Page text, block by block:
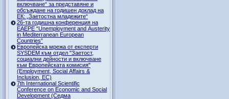
включване“ за представяне и
обсъждане на годишен доклад на
ЕК: „Заетостна младежите“
26-та годишна конференция на
EAEPE “Unemployment and Austerity
in Mediterranean European
Countries”
Eвропейска мрежа от експерти
SYSDEM към отдел "Заетост,
социални дейности и включване
към Европейската комисия"
(Employment, Social Affairs &
Inclusion, ЕС)
7th International Scientific
Conference on Economic and Social
Development (Седма